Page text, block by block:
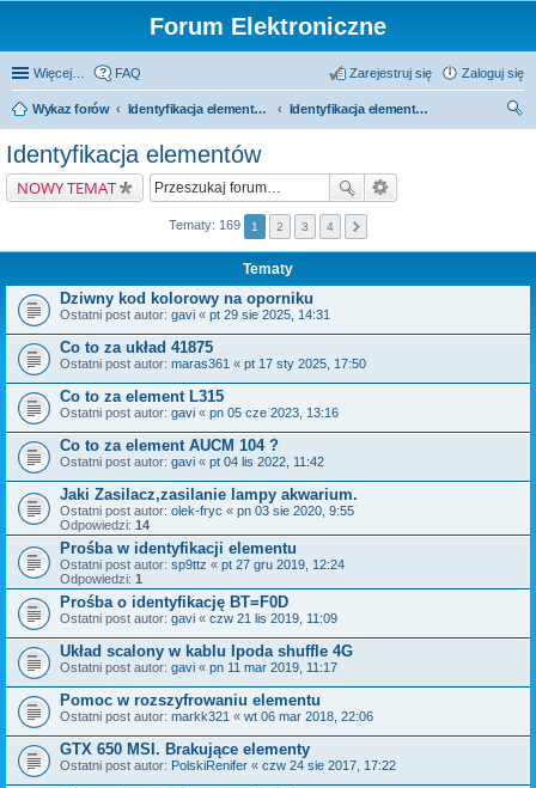
Forum Elektroniczne
Więcej… FAQ Zaloguj się
Zarejestruj się
Wykaz forów Identyfikacja elementów i zamienniki
Identyfikacja elementów
Identyfikacja elementów
NOWY TEMAT
Tematy: 169 1 2 3 4
Tematy
Dziwny kod kolorowy na oporniku
Ostatni post autor: gavi « pt 29 sie 2025, 14:31
Co to za układ 41875
Ostatni post autor: maras361 « pt 17 sty 2025, 17:50
Co to za element L315
Ostatni post autor: gavi « pn 05 cze 2023, 13:16
Co to za element AUCM 104 ?
Ostatni post autor: gavi « pt 04 lis 2022, 11:42
Jaki Zasilacz,zasilanie lampy akwarium.
Ostatni post autor: olek-fryc « pn 03 sie 2020, 9:55
Odpowiedzi: 14
Prośba w identyfikacji elementu
Ostatni post autor: sp9ttz « pt 27 gru 2019, 12:24
Odpowiedzi: 1
Prośba o identyfikację BT=F0D
Ostatni post autor: gavi « czw 21 lis 2019, 11:09
Układ scalony w kablu Ipoda shuffle 4G
Ostatni post autor: gavi « pn 11 mar 2019, 11:17
Pomoc w rozszyfrowaniu elementu
Ostatni post autor: markk321 « wt 06 mar 2018, 22:06
GTX 650 MSI. Brakujące elementy
Ostatni post autor: PolskiRenifer « czw 24 sie 2017, 17:22